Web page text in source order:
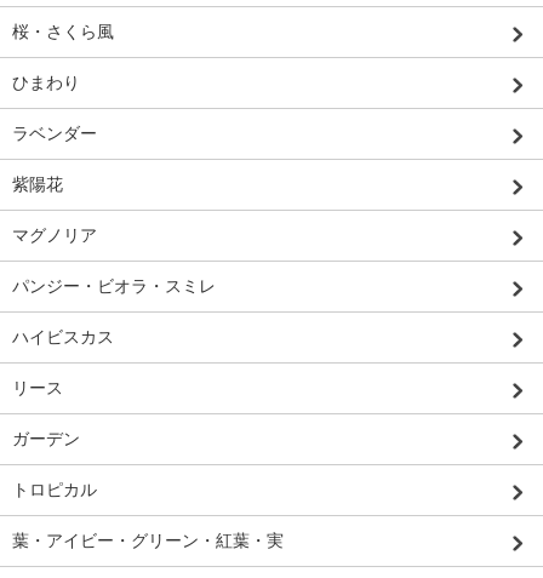
桜・さくら風
ひまわり
ラベンダー
紫陽花
マグノリア
パンジー・ビオラ・スミレ
ハイビスカス
リース
ガーデン
トロピカル
葉・アイビー・グリーン・紅葉・実